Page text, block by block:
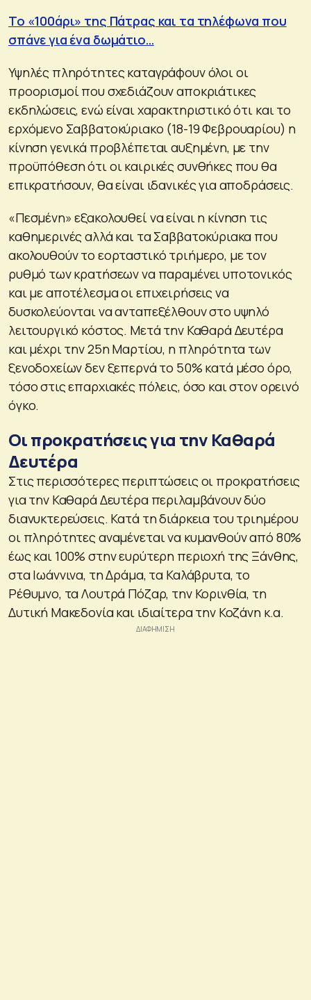
Το «100άρι» της Πάτρας και τα τηλέφωνα που
σπάνε για ένα δωμάτιο…
Υψηλές πληρότητες καταγράφουν όλοι οι
προορισμοί που σχεδιάζουν αποκριάτικες
εκδηλώσεις, ενώ είναι χαρακτηριστικό ότι και το
ερχόμενο Σαββατοκύριακο (18-19 Φεβρουαρίου) η
κίνηση γενικά προβλέπεται αυξημένη, με την
προϋπόθεση ότι οι καιρικές συνθήκες που θα
επικρατήσουν, θα είναι ιδανικές για αποδράσεις.
«Πεσμένη» εξακολουθεί να είναι η κίνηση τις
καθημερινές αλλά και τα Σαββατοκύριακα που
ακολουθούν το εορταστικό τριήμερο, με τον
ρυθμό των κρατήσεων να παραμένει υποτονικός
και με αποτέλεσμα οι επιχειρήσεις να
δυσκολεύονται να ανταπεξέλθουν στο υψηλό
λειτουργικό κόστος. Μετά την Καθαρά Δευτέρα
και μέχρι την 25η Μαρτίου, η πληρότητα των
ξενοδοχείων δεν ξεπερνά το 50% κατά μέσο όρο,
τόσο στις επαρχιακές πόλεις, όσο και στον ορεινό
όγκο.
Οι προκρατήσεις για την Καθαρά
Δευτέρα
Στις περισσότερες περιπτώσεις οι προκρατήσεις
για την Καθαρά Δευτέρα περιλαμβάνουν δύο
διανυκτερεύσεις. Κατά τη διάρκεια του τριημέρου
οι πληρότητες αναμένεται να κυμανθούν από 80%
έως και 100% στην ευρύτερη περιοχή της Ξάνθης,
στα Ιωάννινα, τη Δράμα, τα Καλάβρυτα, το
Ρέθυμνο, τα Λουτρά Πόζαρ, την Κορινθία, τη
Δυτική Μακεδονία και ιδιαίτερα την Κοζάνη κ.α.